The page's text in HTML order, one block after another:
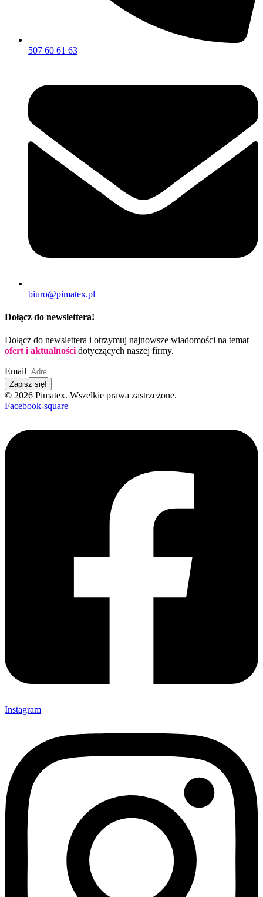
507 60 61 63
biuro@pimatex.pl
Dołącz do newslettera!
Dołącz do newslettera i otrzymuj najnowsze wiadomości na temat
ofert i aktualności dotyczących naszej firmy.
Email
Zapisz się!
© 2026 Pimatex. Wszelkie prawa zastrzeżone.
Facebook-square
Instagram